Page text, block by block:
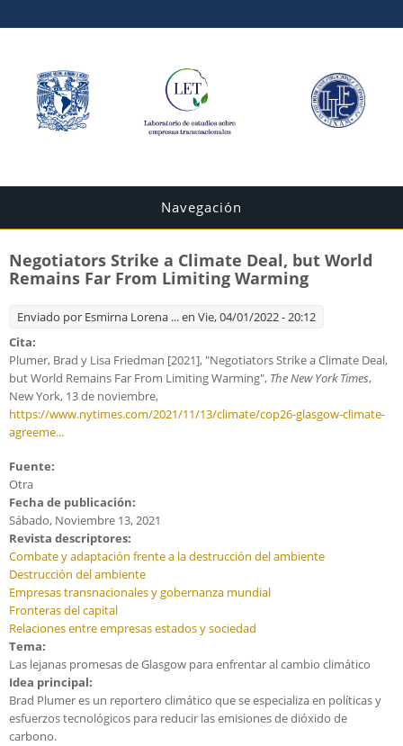
Navegación
Negotiators Strike a Climate Deal, but World
Remains Far From Limiting Warming
Enviado por Esmirna Lorena ...en Vie, 04/01/2022 - 20:12
Cita:
Plumer, Brad y Lisa Friedman [2021], "Negotiators Strike a Climate Deal,
but World Remains Far From Limiting Warming", The New York Times,
New York, 13 de noviembre,
https://www.nytimes.com/2021/11/13/climate/cop26-glasgow-climate-
agreeme...
Fuente:
Otra
Fecha de publicación:
Sábado, Noviembre 13, 2021
Revista descriptores:
Combate y adaptación frente a la destrucción del ambiente
Destrucción del ambiente
Empresas transnacionales y gobernanza mundial
Fronteras del capital
Relaciones entre empresas estados y sociedad
Tema:
Las lejanas promesas de Glasgow para enfrentar al cambio climático
Idea principal:
Brad Plumer es un reportero climático que se especializa en políticas y
esfuerzos tecnológicos para reducir las emisiones de dióxido de
carbono.